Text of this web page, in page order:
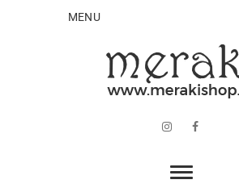
MENU
InstagramFacebook